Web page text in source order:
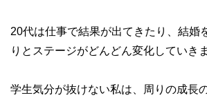
20代は仕事で結果が出てきたり、結婚
りとステージがどんどん変化していきま
学生気分が抜けない私は、周りの成長